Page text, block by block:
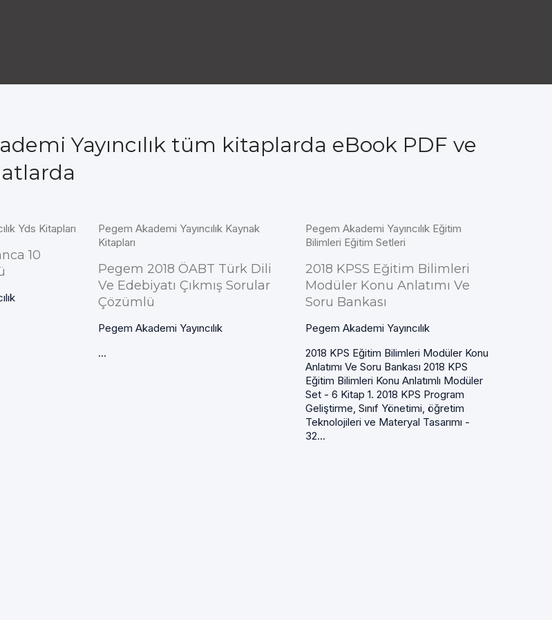
Yayıncılık tüm kitaplarda eBook PDF ve
Yds Kitapları
10
Pegem Akademi Yayıncılık Kaynak
Kitapları
Pegem 2018 ÖABT Türk Dili
Ve Edebiyatı Çıkmış Sorular
Çözümlü
Pegem Akademi Yayıncılık
...
Pegem Akademi Yayıncılık Eğitim
Bilimleri Eğitim Setleri
2018 KPSS Eğitim Bilimleri
Modüler Konu Anlatımı Ve
Soru Bankası
Pegem Akademi Yayıncılık
2018 KPS Eğitim Bilimleri Modüler Konu
Anlatımı Ve Soru Bankası 2018 KPS
Eğitim Bilimleri Konu Anlatımlı Modüler
Set - 6 Kitap 1. 2018 KPS Program
Geliştirme, Sınıf Yönetimi, öğretim
Teknolojileri ve Materyal Tasarımı -
32...